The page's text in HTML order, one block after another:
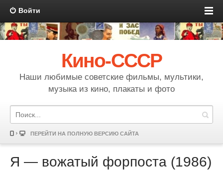
Войти
Кино-СССР
Наши любимые советские фильмы, мультики,
музыка из кино, плакаты и фото
ПЕРЕЙТИ НА ПОЛНУЮ ВЕРСИЮ САЙТА
Я — вожатый форпоста (1986)